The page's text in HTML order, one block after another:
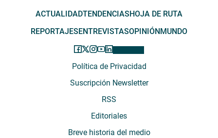
ACTUALIDADTENDENCIASHOJA DE RUTA
REPORTAJESENTREVISTASOPINIÓNMUNDO
Política de Privacidad
Suscripción Newsletter
RSS
Editoriales
Breve historia del medio